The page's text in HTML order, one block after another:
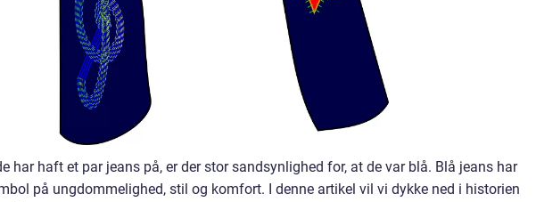
har haft et par jeans på, er der stor sandsynlighed for, at de var blå. Blå jeans har
på ungdommelighed, stil og komfort. I denne artikel vil vi dykke ned i historien